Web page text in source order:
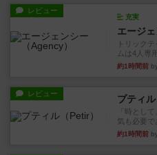
レビュー
充実
エージ
トリック
ムは4人専
約1時間前
レビュー プティル
「時とし
気も必要で
約1時間前